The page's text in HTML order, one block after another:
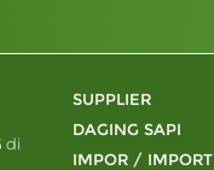
di
SUPPLIER
DAGING SAPI
IMPOR / IMPORT